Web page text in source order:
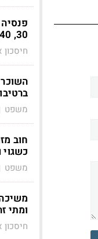
30, 40, 50 ו-60
חיסכון
משפט
משפט
ומתי
חיסכון